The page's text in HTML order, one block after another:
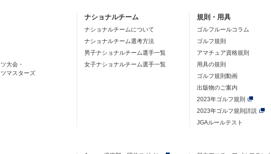
大会・
マスターズ
ナショナルチーム
ナショナルチームについて
ナショナルチーム選考方法
男子ナショナルチーム選手一覧
女子ナショナルチーム選手一覧
規則・用具
ゴルフルールコラム
ゴルフ規則
アマチュア資格規則
用具の規則
ゴルフ規則動画
出版物のご案内
2023年ゴルフ規則
2023年ゴルフ規則詳説
JGAルールテスト